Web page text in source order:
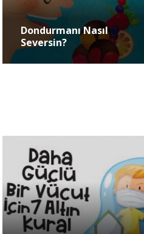
Dondurmanı Nasıl
Seversin?